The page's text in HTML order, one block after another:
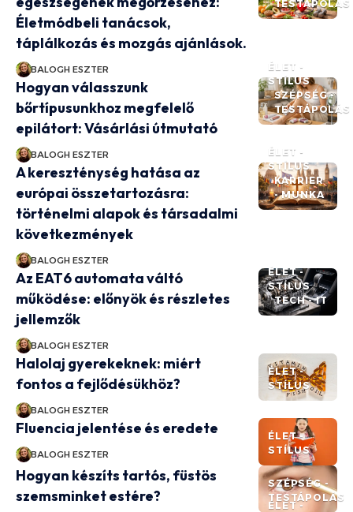
TESTÁPOLÁS
Életmódbeli tanácsok,
táplálkozás és mozgás ajánlások.
BALOGH ESZTER
ÉLET -
STÍLUS
SZÉPSÉG -
TESTÁPOLÁS
Hogyan válasszunk
bőrtípusunkhoz megfelelő
epilátort: Vásárlási útmutató
BALOGH ESZTER
ÉLET -
STÍLUS
KARRIER
- MUNKA
A kereszténység hatása az
európai összetartozásra:
történelmi alapok és társadalmi
következmények
BALOGH ESZTER
ÉLET -
STÍLUS
TECH - IT
Az EAT6 automata váltó
működése: előnyök és részletes
jellemzők
BALOGH ESZTER
ÉLET -
STÍLUS
Halolaj gyerekeknek: miért
fontos a fejlődésükhöz?
BALOGH ESZTER
ÉLET -
STÍLUS
Fluencia jelentése és eredete
BALOGH ESZTER
SZÉPSÉG -
TESTÁPOLÁS
Hogyan készíts tartós, füstös
szemsminket estére?
ÉLET -